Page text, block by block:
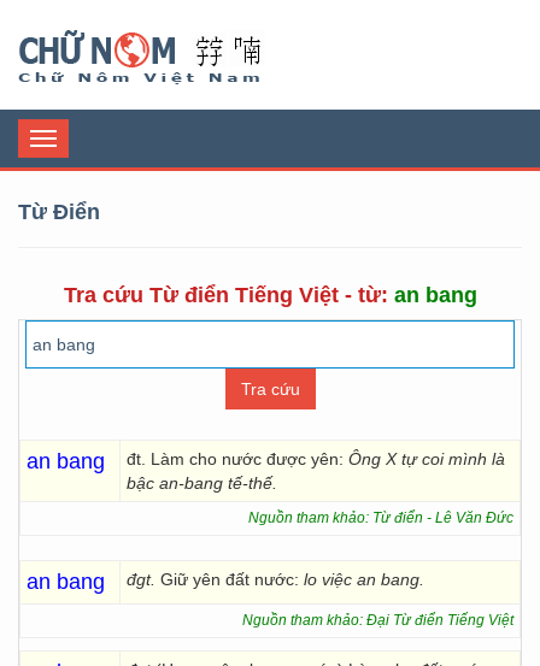
Toggle
navigation
Từ Điển
Tra cứu Từ điển Tiếng Việt - từ: an bang
an bang đt. Làm cho nước được yên: Ông X tự coi mình là
bậc an-bang tế-thế.
Nguồn tham khảo: Từ điển - Lê Văn Đức
an bang đgt. Giữ yên đất nước: lo việc an bang.
Nguồn tham khảo: Đại Từ điển Tiếng Việt